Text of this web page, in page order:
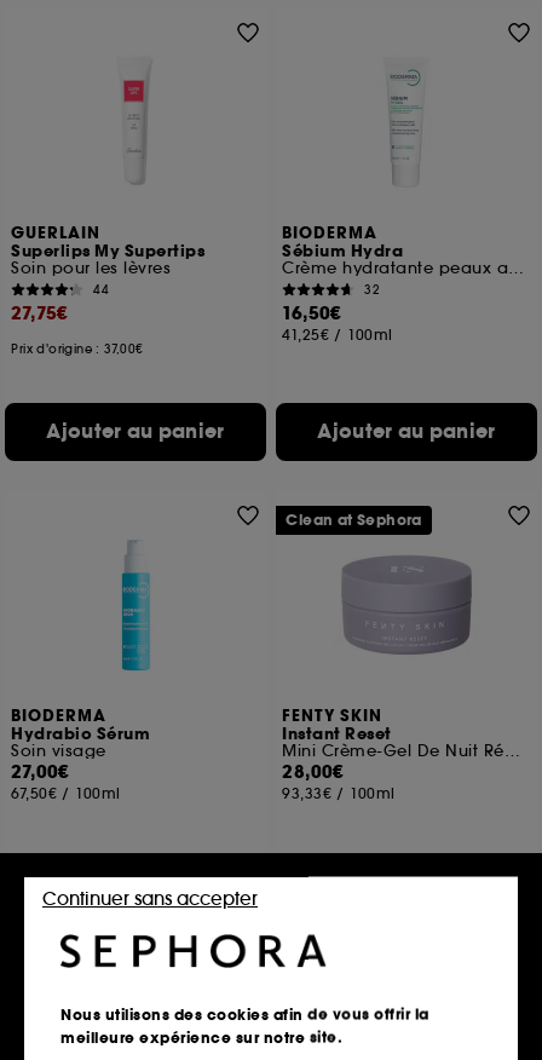
GUERLAIN
Superlips My Supertips
Soin pour les lèvres
44
27,75€
Prix d'origine : 37,00€
Ajouter au panier
BIODERMA
Sébium Hydra
Crème hydratante peaux acnéiques
32
16,50€
41,25€ / 100ml
Ajouter au panier
BIODERMA
Hydrabio Sérum
Soin visage
27,00€
67,50€ / 100ml
Ajouter au panier
FENTY SKIN
Instant Reset
Mini Crème-Gel De Nuit Réparatrice A La Niacinamide
28,00€
93,33€ / 100ml
Clean at Sephora
Nous utilisons des cookies afin de vous offrir la
meilleure expérience sur notre site.
Continuer sans accepter